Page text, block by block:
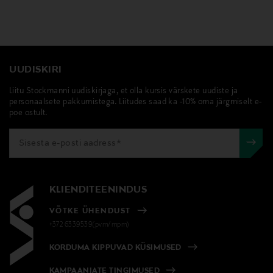
UUDISKIRI
Liitu Stockmanni uudiskirjaga, et olla kursis värskete uudiste ja
personaalsete pakkumistega. Liitudes saad ka -10% oma järgmiselt e-
poe ostult.
KLIENDITEENINDUS
VÕTKE ÜHENDUST
+372 6339539(pvm/mpm)
KORDUMA KIPPUVAD KÜSIMUSED